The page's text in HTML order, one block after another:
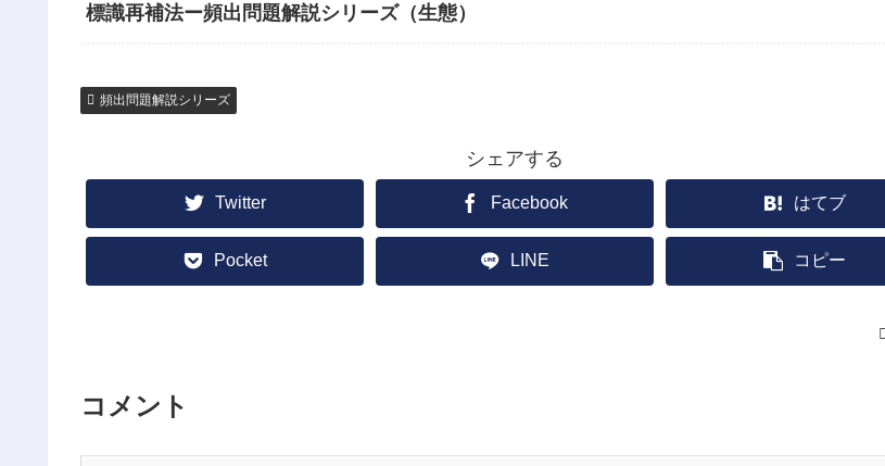
標識再補法ー頻出問題解説シリーズ（生態）
頻出問題解説シリーズ
シェアする
Twitter Facebook はてブ
Pocket LINE コピー
コメント